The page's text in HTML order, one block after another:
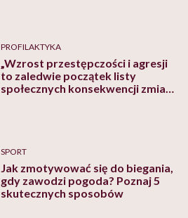
PROFILAKTYKA
„Wzrost przestępczości i agresji
to zaledwie początek listy
społecznych konsekwencji zmian
SPORT
Jak zmotywować się do biegania,
gdy zawodzi pogoda? Poznaj 5
skutecznych sposobów